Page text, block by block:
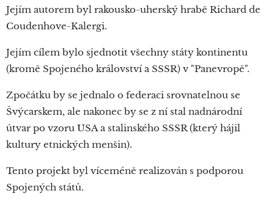
Jejím autorem byl rakousko-uherský hrabě Richard de
Coudenhove-Kalergi.
Jejím cílem bylo sjednotit všechny státy kontinentu
(kromě Spojeného království a SSSR) v "Panevropě".
Zpočátku by se jednalo o federaci srovnatelnou se
Švýcarskem, ale nakonec by se z ní stal nadnárodní
útvar po vzoru USA a stalinského SSSR (který hájil
kultury etnických menšin).
Tento projekt byl víceméně realizován s podporou
Spojených států.